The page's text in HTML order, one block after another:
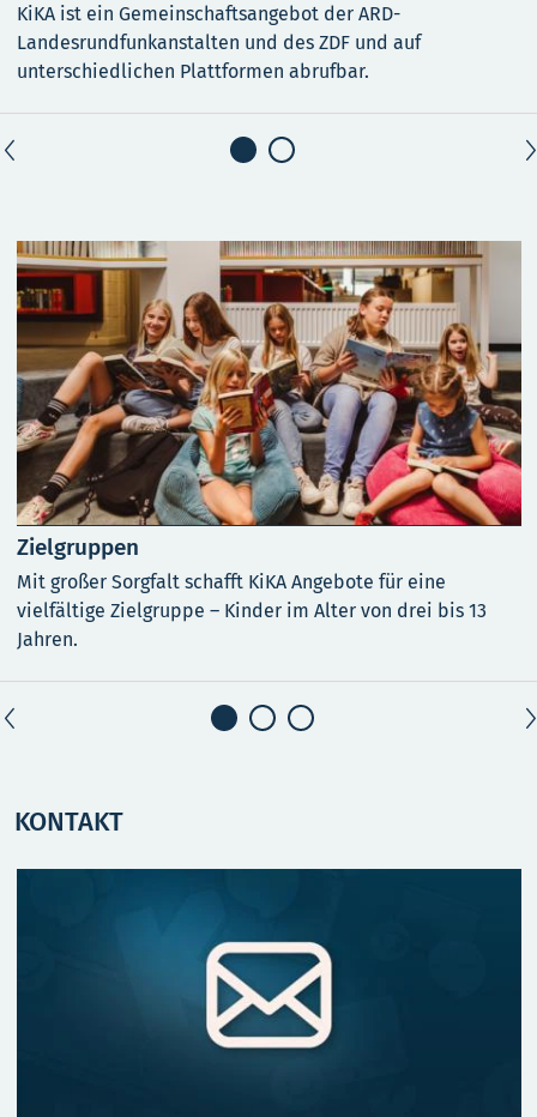
KiKA ist ein Gemeinschaftsangebot der ARD-
Landesrundfunkanstalten und des ZDF und auf
unterschiedlichen Plattformen abrufbar.
Zielgruppen
Mit großer Sorgfalt schafft KiKA Angebote für eine
vielfältige Zielgruppe – Kinder im Alter von drei bis 13
Jahren.
KONTAKT